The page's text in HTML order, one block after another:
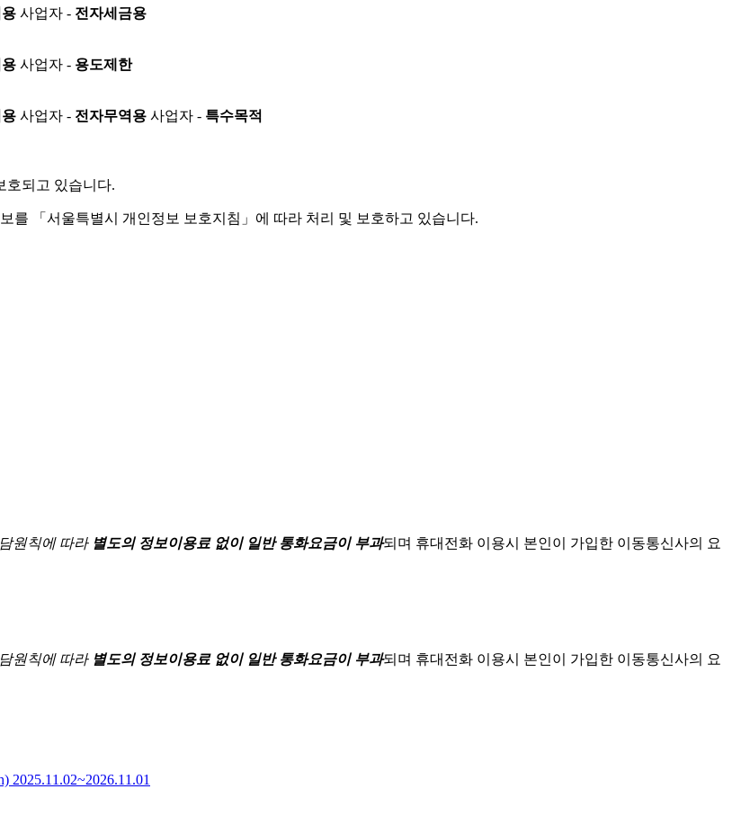
사업자 - 전자세금용
사업자 - 용도제한
사업자 - 전자무역용 사업자 - 특수목적
호되고 있습니다.
「서울특별시 개인정보 보호지침」에 따라 처리 및 보호하고 있습니다.
원칙에 따라 별도의 정보이용료 없이 일반 통화요금이 부과되며 휴대전화 이용시 본인이 가입한 이동통신사의 요
원칙에 따라 별도의 정보이용료 없이 일반 통화요금이 부과되며 휴대전화 이용시 본인이 가입한 이동통신사의 요